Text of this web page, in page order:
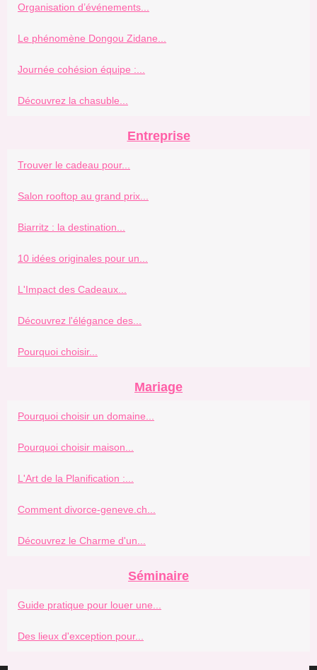
Organisation d’événements...
Le phénomène Dongou Zidane...
Journée cohésion équipe :...
Découvrez la chasuble...
Entreprise
Trouver le cadeau pour...
Salon rooftop au grand prix...
Biarritz : la destination...
10 idées originales pour un...
L'Impact des Cadeaux...
Découvrez l'élégance des...
Pourquoi choisir...
Mariage
Pourquoi choisir un domaine...
Pourquoi choisir maison...
L'Art de la Planification :...
Comment divorce-geneve.ch...
Découvrez le Charme d'un...
Séminaire
Guide pratique pour louer une...
Des lieux d'exception pour...